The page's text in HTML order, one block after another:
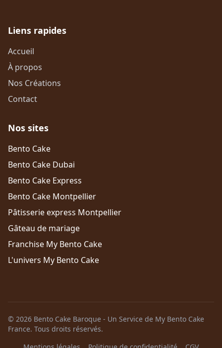
Liens rapides
Accueil
À propos
Nos Créations
Contact
Nos sites
Bento Cake
Bento Cake Dubai
Bento Cake Express
Bento Cake Montpellier
Pâtisserie express Montpellier
Gâteau de mariage
Franchise My Bento Cake
L'univers My Bento Cake
© 2026 Bento Cake Baroque - Un Service de My Bento Cake
France. Tous droits réservés.